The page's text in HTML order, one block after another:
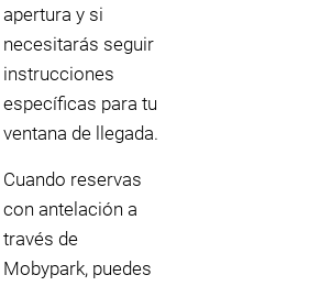
apertura y si
necesitarás seguir
instrucciones
específicas para tu
ventana de llegada.
Cuando reservas
con antelación a
través de
Mobypark, puedes